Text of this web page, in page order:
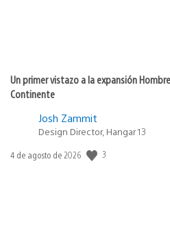
Un primer vistazo a la expansión
Continente
Josh Zammit
Design Director, Hangar 13
Fecha
4 de agosto de 2026 3